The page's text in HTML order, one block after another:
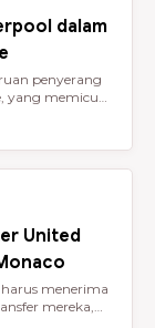
dalam
penyerang
yang memicu
United
menerima
mereka,